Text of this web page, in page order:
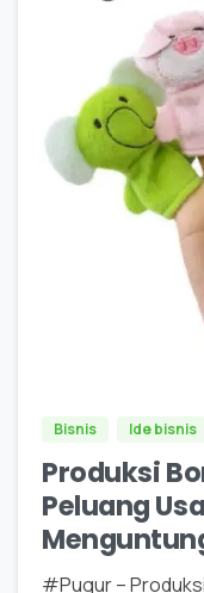
Bisnis Ide bisnis
Produksi
Peluang
#Pugur –